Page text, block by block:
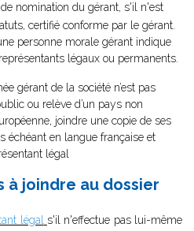
nomination du gérant, s'il n'est
certifié conforme par le gérant.
personne morale gérant indique
légaux ou permanents.
gérant de la société n’est pas
ou relève d’un pays non
joindre une copie de ses
échéant en langue française et
légal
à joindre au dossier
légal s'il n'effectue pas lui-même